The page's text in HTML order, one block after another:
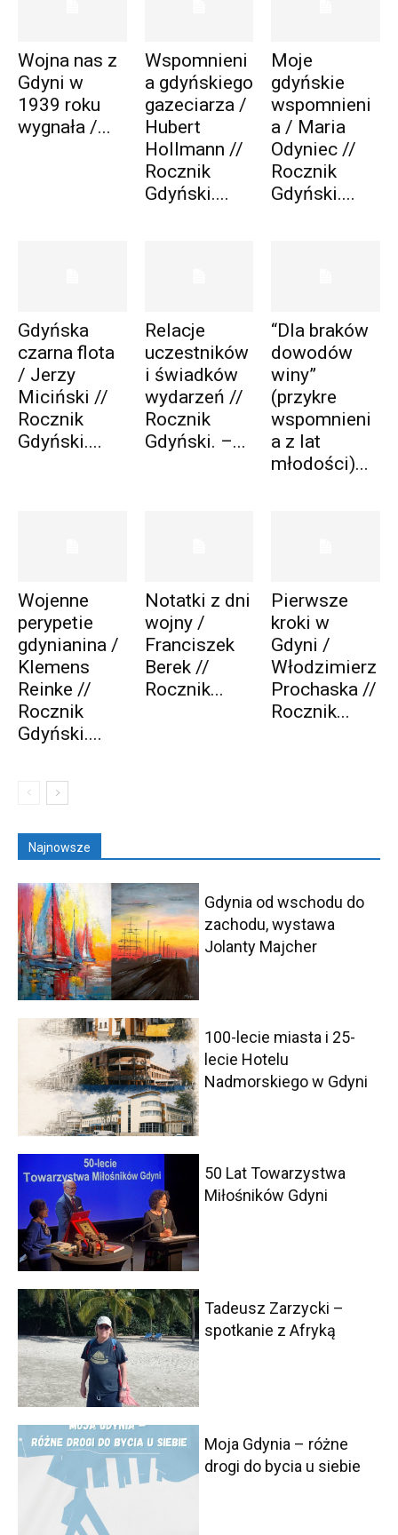
Wojna nas z
Gdyni w
1939 roku
wygnała /...
Wspomnieni
a gdyńskiego
gazeciarza /
Hubert
Hollmann //
Rocznik
Gdyński....
Moje
gdyńskie
wspomnieni
a / Maria
Odyniec //
Rocznik
Gdyński....
Gdyńska
czarna flota
/ Jerzy
Miciński //
Rocznik
Gdyński....
Relacje
uczestników
i świadków
wydarzeń //
Rocznik
Gdyński. –...
“Dla braków
dowodów
winy”
(przykre
wspomnieni
a z lat
młodości)...
Wojenne
perypetie
gdynianina /
Klemens
Reinke //
Rocznik
Gdyński....
Notatki z dni
wojny /
Franciszek
Berek //
Rocznik...
Pierwsze
kroki w
Gdyni /
Włodzimierz
Prochaska //
Rocznik...
Najnowsze
Gdynia od wschodu do
zachodu, wystawa
Jolanty Majcher
100-lecie miasta i 25-
lecie Hotelu
Nadmorskiego w Gdyni
50 Lat Towarzystwa
Miłośników Gdyni
Tadeusz Zarzycki –
spotkanie z Afryką
Moja Gdynia – różne
drogi do bycia u siebie